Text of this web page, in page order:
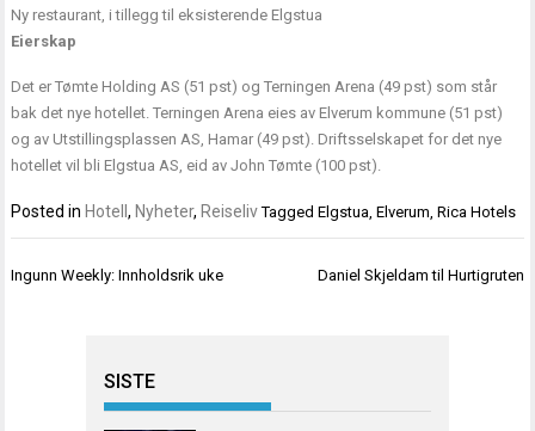
Ny restaurant, i tillegg til eksisterende Elgstua
Eierskap
Det er Tømte Holding AS (51 pst) og Terningen Arena (49 pst) som står
bak det nye hotellet. Terningen Arena eies av Elverum kommune (51 pst)
og av Utstillingsplassen AS, Hamar (49 pst). Driftsselskapet for det nye
hotellet vil bli Elgstua AS, eid av John Tømte (100 pst).
Posted in Hotell, Nyheter, Reiseliv TaggedElgstua,Elverum,Rica Hotels
Innleggsnavigasjon
Ingunn Weekly: Innholdsrik uke Daniel Skjeldam til Hurtigruten
SISTE